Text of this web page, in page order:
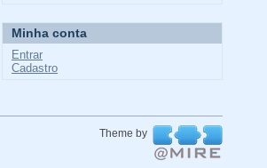
Minha conta
Entrar
Cadastro
Theme by